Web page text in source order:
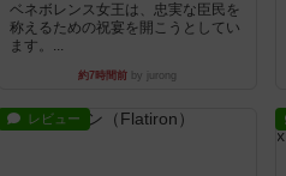
ベネボレンス女王は、忠実な臣民を
称えるための祝宴を開こうとしてい
ます。...
約7時間前 by jurong
レビュー